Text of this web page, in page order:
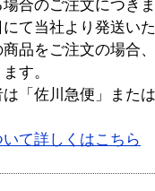
合のご注文につき
て当社より発送い
品をご注文の場合
す。
「佐川急便」また
て詳しくはこちら